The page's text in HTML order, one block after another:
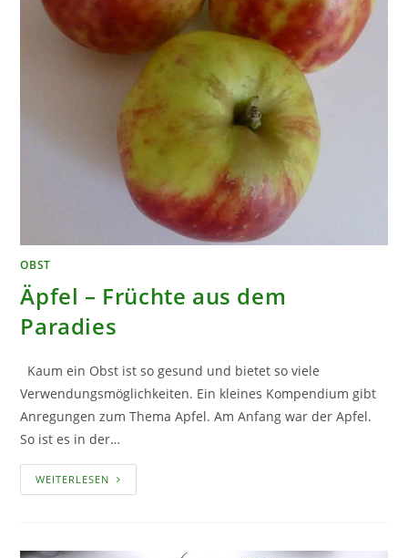
OBST
Äpfel – Früchte aus dem
Paradies
Kaum ein Obst ist so gesund und bietet so viele
Verwendungsmöglichkeiten. Ein kleines Kompendium gibt
Anregungen zum Thema Apfel. Am Anfang war der Apfel.
So ist es in der…
WEITERLESEN ÄPFEL
–